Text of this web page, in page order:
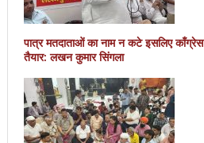
पात्र मतदाताओं का नाम न कटे इसलिए काँग्रेस
तैयार: लखन कुमार सिंगला